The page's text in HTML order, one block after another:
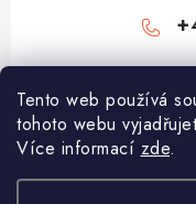
Tento web používá
tohoto webu
Více informací zde.